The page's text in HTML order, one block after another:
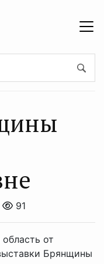
91
от
Брянщины